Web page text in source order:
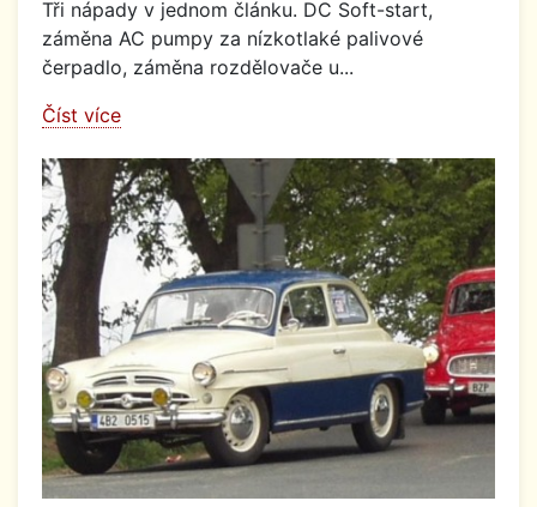
Tři nápady v jednom článku. DC Soft-start,
záměna AC pumpy za nízkotlaké palivové
čerpadlo, záměna rozdělovače u...
Číst více